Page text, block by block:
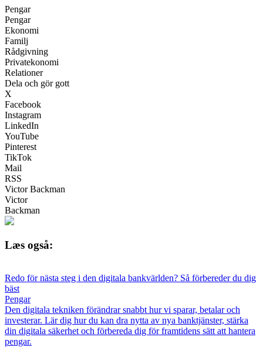
Pengar
Pengar
Ekonomi
Familj
Rådgivning
Privatekonomi
Relationer
Dela och gör gott
X
Facebook
Instagram
LinkedIn
YouTube
Pinterest
TikTok
Mail
RSS
Victor Backman
Victor
Backman
Læs også:
Redo för nästa steg i den digitala bankvärlden? Så förbereder du dig
bäst
Pengar
Den digitala tekniken förändrar snabbt hur vi sparar, betalar och
investerar. Lär dig hur du kan dra nytta av nya banktjänster, stärka
din digitala säkerhet och förbereda dig för framtidens sätt att hantera
pengar.